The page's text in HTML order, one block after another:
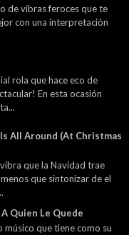
de vibras feroces que te
con una interpretación
rola que hace eco de
En esta ocasión
All Around (At Christmas
que la Navidad trae
que sintonizar de el
A Quien Le Quede
músico que tiene como su